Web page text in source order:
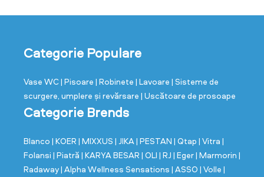
Categorie Populare
Vase WC| Pisoare | Robinete | Lavoare | Sisteme de
scurgere, umplere și revărsare | Uscătoare de prosoape
Categorie Brends
Blanco | KOER | MIXXUS | JIKA| PESTAN | Qtap | Vitra |
Folansi | Piatră | KARYA BESAR | OLI | RJ | Eger| Marmorin |
Radaway| Alpha Wellness Sensations | ASSO | Volle |